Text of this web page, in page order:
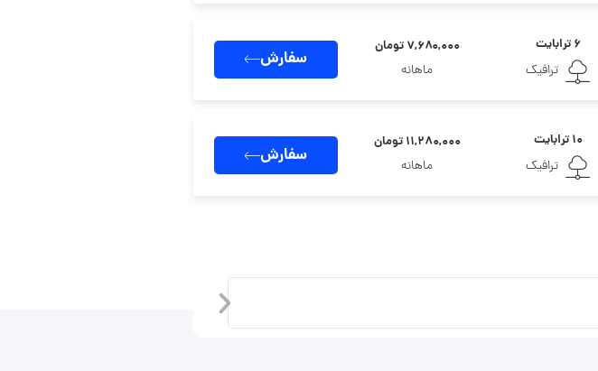
۶ ترابایت
ترافیک
۷,۶۸۰,۰۰۰ تومان
ماهانه
سفارش
۱۰ ترابایت
ترافیک
۱۱,۲۸۰,۰۰۰ تومان
ماهانه
سفارش